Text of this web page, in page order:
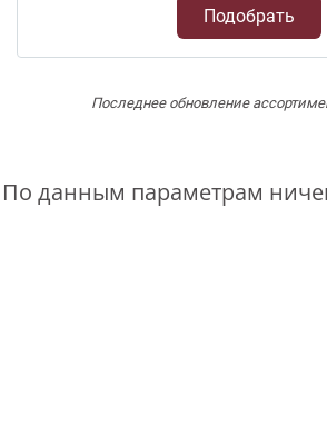
Подобрать
Последнее обновление
По данным параметрам